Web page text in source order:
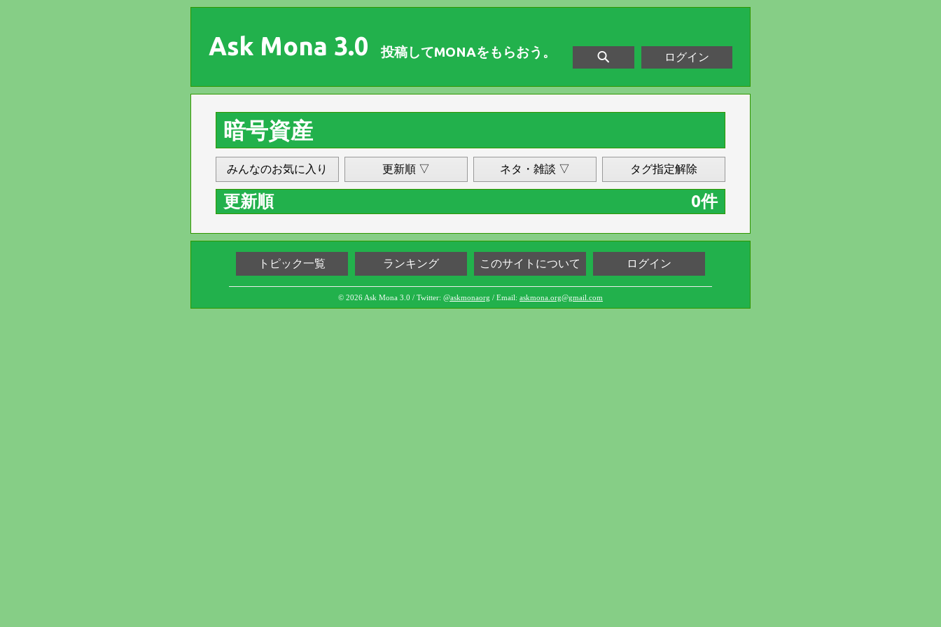
Ask Mona 3.0 投稿してMONAをもらおう。 ログイン
暗号資産
みんなのお気に入り 更新順 ▽ ネタ・雑談 ▽ タグ指定解除
更新順 0件
トピック一覧 ランキング このサイトについて ログイン
© 2026 Ask Mona 3.0 / Twitter: @askmonaorg / Email: askmona.org@gmail.com